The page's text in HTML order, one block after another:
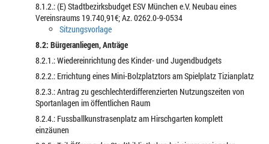
8.1.2.: (E) Stadtbezirksbudget ESV München e.V. Neubau eines
Vereinsraums 19.740,91€; Az. 0262.0-9-0534
Sitzungsvorlage
8.2: Bürgeranliegen, Anträge
8.2.1.: Wiedereinrichtung des Kinder- und Jugendbudgets
8.2.2.: Errichtung eines Mini-Bolzplatztors am Spielplatz Tizianplatz
8.2.3.: Antrag zu geschlechterdifferenzierten Nutzungszeiten von
Sportanlagen im öffentlichen Raum
8.2.4.: Fussballkunstrasenplatz am Hirschgarten komplett
einzäunen